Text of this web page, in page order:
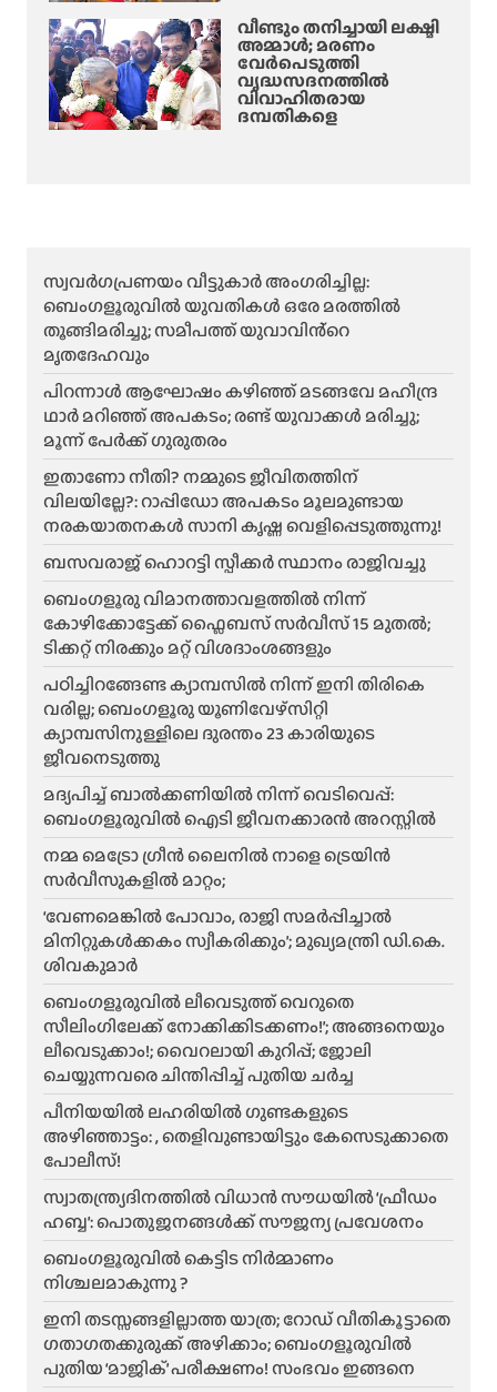
വീണ്ടും തനിച്ചായി ലക്ഷ്മി
അമ്മാള്‍; മരണം
വേർപെടുത്തി
വൃദ്ധസദനത്തില്‍
വിവാഹിതരായ
ദമ്പതികളെ
സ്വവർഗപ്രണയം വീട്ടുകാർ അംഗരിച്ചില്ല:
ബെംഗളൂരുവിൽ യുവതികൾ ഒരേ മരത്തിൽ
തൂങ്ങിമരിച്ചു; സമീപത്ത് യുവാവിൻ്റെ
മൃതദേഹവും
പിറന്നാൾ ആഘോഷം കഴിഞ്ഞ് മടങ്ങവേ മഹീന്ദ്ര
ഥാർ മറിഞ്ഞ് അപകടം; രണ്ട് യുവാക്കൾ മരിച്ചു;
മൂന്ന് പേർക്ക് ഗുരുതരം
ഇതാണോ നീതി? നമ്മുടെ ജീവിതത്തിന്
വിലയില്ലേ?: റാപ്പിഡോ അപകടം മൂലമുണ്ടായ
നരകയാതനകൾ സാനി കൃഷ്ണ വെളിപ്പെടുത്തുന്നു!
ബസവരാജ് ഹൊറട്ടി സ്പീക്കർ സ്ഥാനം രാജിവച്ചു
ബെംഗളൂരു വിമാനത്താവളത്തിൽ നിന്ന്
കോഴിക്കോട്ടേക്ക് ഫ്ലൈബസ് സർവീസ് 15 മുതൽ;
ടിക്കറ്റ് നിരക്കും മറ്റ് വിശദാംശങ്ങളും
പഠിച്ചിറങ്ങേണ്ട ക്യാമ്പസിൽ നിന്ന് ഇനി തിരികെ
വരില്ല; ബെംഗളൂരു യൂണിവേഴ്സിറ്റി
ക്യാമ്പസിനുള്ളിലെ ദുരന്തം 23 കാരിയുടെ
ജീവനെടുത്തു
മദ്യപിച്ച് ബാൽക്കണിയിൽ നിന്ന് വെടിവെപ്പ്:
ബെംഗളൂരുവിൽ ഐടി ജീവനക്കാരൻ അറസ്റ്റിൽ
നമ്മ മെട്രോ ഗ്രീൻ ലൈനിൽ നാളെ ട്രെയിൻ
സർവീസുകളിൽ മാറ്റം;
‘വേണമെങ്കിൽ പോവാം, രാജി സമർപ്പിച്ചാൽ
മിനിറ്റുകൾക്കകം സ്വീകരിക്കും’; മുഖ്യമന്ത്രി ഡി.കെ.
ശിവകുമാർ
ബെം​ഗളൂരുവിൽ ലീവെടുത്ത് വെറുതെ
സീലിംഗിലേക്ക് നോക്കിക്കിടക്കണം!’; അങ്ങനെയും
ലീവെടുക്കാം!; വൈറലായി കുറിപ്പ്; ജോലി
ചെയ്യുന്നവരെ ചിന്തിപ്പിച്ച് പുതിയ ചർച്ച
പീനിയയിൽ ലഹരിയിൽ ഗുണ്ടകളുടെ
അഴിഞ്ഞാട്ടം: , തെളിവുണ്ടായിട്ടും കേസെടുക്കാതെ
പോലീസ്!
സ്വാതന്ത്ര്യദിനത്തിൽ വിധാൻ സൗധയിൽ ‘ഫ്രീഡം
ഹബ്ബ’: പൊതുജനങ്ങൾക്ക് സൗജന്യ പ്രവേശനം
ബെംഗളൂരുവിൽ കെട്ടിട നിർമ്മാണം
നിശ്ചലമാകുന്നു ?
ഇനി തടസ്സങ്ങളില്ലാത്ത യാത്ര; റോഡ് വീതികൂട്ടാതെ
ഗതാഗതക്കുരുക്ക് അഴിക്കാം; ബെംഗളൂരുവിൽ
പുതിയ ‘മാജിക്’ പരീക്ഷണം! സംഭവം ഇങ്ങനെ